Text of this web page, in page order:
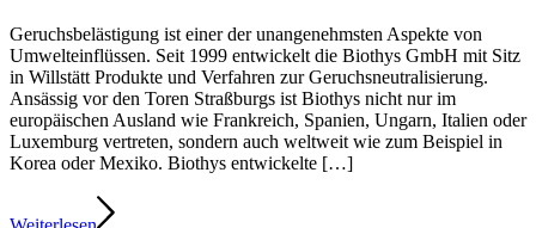
Geruchsbelästigung ist einer der unangenehmsten Aspekte von
Umwelteinflüssen. Seit 1999 entwickelt die Biothys GmbH mit Sitz
in Willstätt Produkte und Verfahren zur Geruchsneutralisierung.
Ansässig vor den Toren Straßburgs ist Biothys nicht nur im
europäischen Ausland wie Frankreich, Spanien, Ungarn, Italien oder
Luxemburg vertreten, sondern auch weltweit wie zum Beispiel in
Korea oder Mexiko. Biothys entwickelte […]